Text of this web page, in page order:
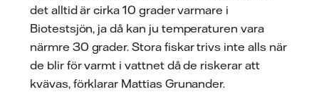
det alltid är cirka 10 grader varmare i
Biotestsjön, ja då kan ju temperaturen vara
närmre 30 grader. Stora fiskar trivs inte alls när
de blir för varmt i vattnet då de riskerar att
kvävas, förklarar Mattias Grunander.